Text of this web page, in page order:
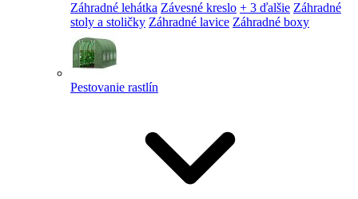
Záhradné lehátka Závesné kreslo + 3 ďalšie Záhradné
stoly a stoličky Záhradné lavice Záhradné boxy
Pestovanie rastlín